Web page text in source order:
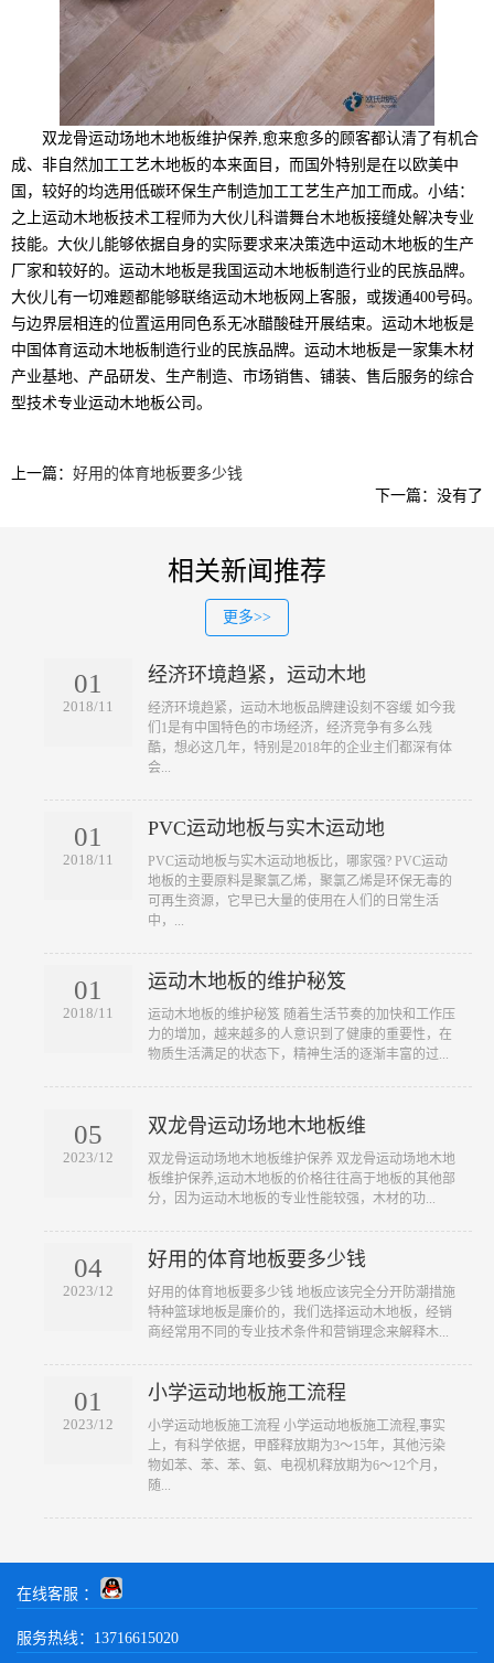
双龙骨运动场地木地板维护保养,愈来愈多的顾客都认清了有机合
成、非自然加工工艺木地板的本来面目，而国外特别是在以欧美中
国，较好的均选用低碳环保生产制造加工工艺生产加工而成。小结：
之上运动木地板技术工程师为大伙儿科谱舞台木地板接缝处解决专业
技能。大伙儿能够依据自身的实际要求来决策选中运动木地板的生产
厂家和较好的。运动木地板是我国运动木地板制造行业的民族品牌。
大伙儿有一切难题都能够联络运动木地板网上客服，或拨通400号码。
与边界层相连的位置运用同色系无冰醋酸硅开展结束。运动木地板是
中国体育运动木地板制造行业的民族品牌。运动木地板是一家集木材
产业基地、产品研发、生产制造、市场销售、铺装、售后服务的综合
型技术专业运动木地板公司。
上一篇： 好用的体育地板要多少钱
下一篇：没有了
相关新闻推荐
更多>>
01
2018/11
经济环境趋紧，运动木地
​经济环境趋紧，运动木地板品牌建设刻不容缓 如今我
们1是有中国特色的市场经济，经济竞争有多么残
酷，想必这几年，特别是2018年的企业主们都深有体
会...
01
2018/11
PVC运动地板与实木运动地
​PVC运动地板与实木运动地板比，哪家强? PVC运动
地板的主要原料是聚氯乙烯，聚氯乙烯是环保无毒的
可再生资源，它早已大量的使用在人们的日常生活
中，...
01
2018/11
运动木地板的维护秘笈
​运动木地板的维护秘笈 随着生活节奏的加快和工作压
力的增加，越来越多的人意识到了健康的重要性，在
物质生活满足的状态下，精神生活的逐渐丰富的过...
05
2023/12
双龙骨运动场地木地板维
​双龙骨运动场地木地板维护保养 双龙骨运动场地木地
板维护保养,运动木地板的价格往往高于地板的其他部
分，因为运动木地板的专业性能较强，木材的功...
04
2023/12
好用的体育地板要多少钱
​好用的体育地板要多少钱 地板应该完全分开防潮措施
特种篮球地板是廉价的，我们选择运动木地板，经销
商经常用不同的专业技术条件和营销理念来解释木...
01
2023/12
小学运动地板施工流程
​小学运动地板施工流程 小学运动地板施工流程,事实
上，有科学依据，甲醛释放期为3～15年，其他污染
物如苯、苯、苯、氨、电视机释放期为6～12个月，
随...
在线客服 ：
服务热线：13716615020